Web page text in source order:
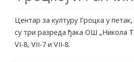
Центар за културу Гроцка у
су три разреда ђака ОШ „Никола
VI-8, VII-7 и VII-8.